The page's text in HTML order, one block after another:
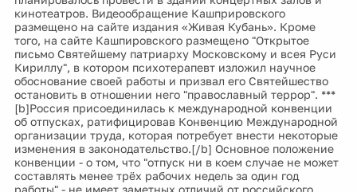
кинотеатров. Видеообращение Кашприровского
размещено на сайте издания «Живая Кубань». Кроме
того, на сайте Кашпировского размещено "Открытое
письмо Святейшему патриарху Московскому и всея Руси
Кириллу", в котором психотерапевт изложил научное
обоснование своей работы и призвал его Святейшество
остановить в отношении него "православный террор". ***
[b]Россия присоединилась к международной конвенции
об отпусках, ратифицировав Конвенцию Международной
организации труда, которая потребует внести некоторые
изменения в законодательство.[/b] Основное положение
конвенции - о том, что "отпуск ни в коем случае не может
составлять менее трёх рабочих недель за один год